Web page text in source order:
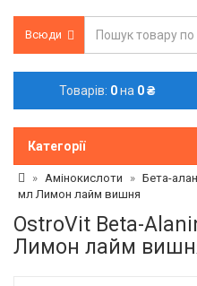
Всюди
Товарів: 0на 0 ₴
Категорії
Амінокислоти Бета-
мл Лимон лайм вишня
OstroVit Beta-
Лимон лайм